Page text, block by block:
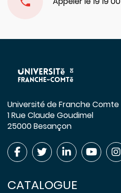
Université de Franche Comte
1 Rue Claude Goudimel
25000 Besançon
CATALOGUE